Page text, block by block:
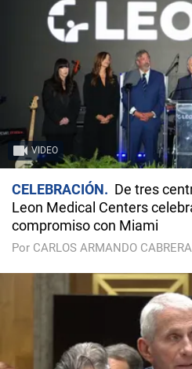
VIDEO
CELEBRACIÓN
De tres
Leon Medical Centers
compromiso con Miami
Por CARLOS ARMANDO CABRERA